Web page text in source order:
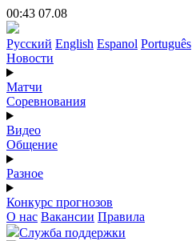
00:43 07.08
Русский English Espanol Português
Новости
Матчи
Соревнования
Видео
Общение
Разное
Конкурс прогнозов
О нас Вакансии Правила
Служба поддержки